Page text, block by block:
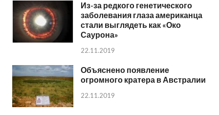
Из-за редкого генетического
заболевания глаза американца
стали выглядеть как «Око
Саурона»
22.11.2019
Объяснено появление
огромного кратера в Австралии
22.11.2019